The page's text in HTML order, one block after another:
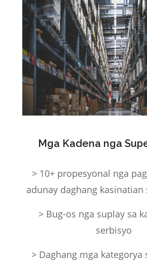
Mga Kadena nga
> 10+ propesyonal nga
adunay daghang
> Bug-os nga suplay sa
serbisyo
> Daghang mga kategorya